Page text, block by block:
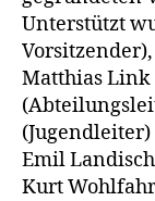
Unterstützt
Matthias Link
Emil
Kurt